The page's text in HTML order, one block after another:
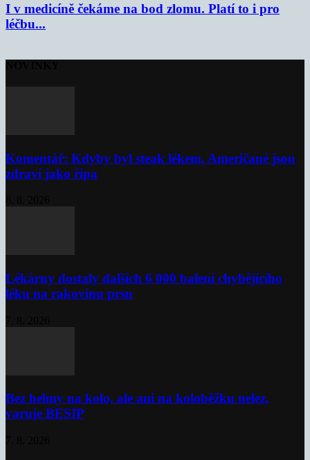
I v medicíně čekáme na bod zlomu. Platí to i pro
léčbu...
Komentář: Kdyby byl steak lékem, Američané jsou
zdraví jako řípa
Lékárny dostaly dalších 6 000 balení chybějícího
léku na rakovinu prsu
Bez helmy na kolo, ale ani na koloběžku nelez,
varuje BESIP